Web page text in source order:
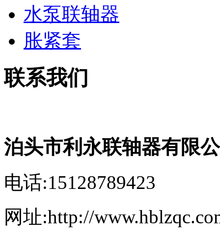
水泵联轴器
胀紧套
联系我们
泊头市利永联轴器有限
电话:15128789423
网址:http://